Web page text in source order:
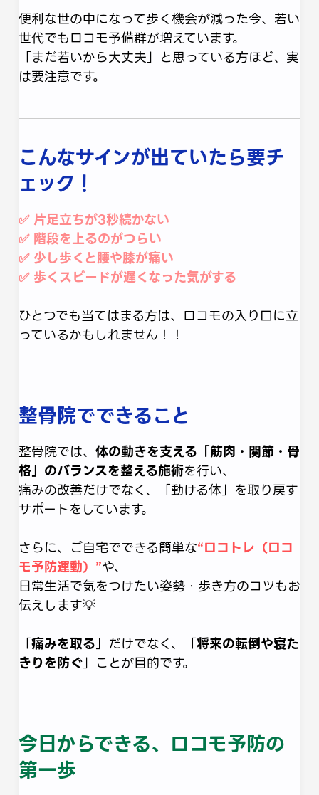
便利な世の中になって歩く機会が減った今、若い
世代でもロコモ予備群が増えています。
「まだ若いから大丈夫」と思っている方ほど、実
は要注意です。
こんなサインが出ていたら要チ
ェック！
✅ 片足立ちが3秒続かない
✅ 階段を上るのがつらい
✅ 少し歩くと腰や膝が痛い
✅ 歩くスピードが遅くなった気がする
ひとつでも当てはまる方は、ロコモの入り口に立
っているかもしれません！！
整骨院でできること
整骨院では、 体の動きを支える「筋肉・関節・骨
格」のバランスを整える施術を行い、
痛みの改善だけでなく、「動ける体」を取り戻す
サポートをしています。
さらに、ご自宅でできる簡単な“ロコトレ（ロコ
モ予防運動）”や、
日常生活で気をつけたい姿勢・歩き方のコツもお
伝えします💡
「痛みを取る」だけでなく、「将来の転倒や寝た
きりを防ぐ」ことが目的です。
今日からできる、ロコモ予防の
第一歩